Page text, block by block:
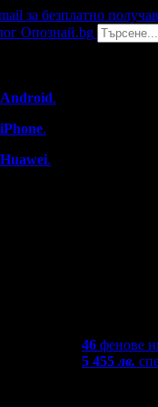
за безплатно
Опознай.bg
Android.
iPhone.
Huawei.
46 фенове
5 455лв.